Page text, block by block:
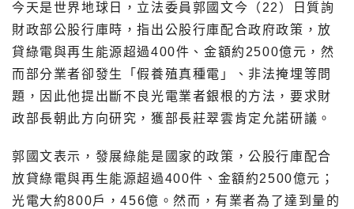
今天是世界地球日，立法委員郭國文今（22）日質詢
財政部公股行庫時，指出公股行庫配合政府政策，放
貸綠電與再生能源超過400件、金額約2500億元，然
而部分業者卻發生「假養殖真種電」、非法掩埋等問
題，因此他提出斷不良光電業者銀根的方法，要求財
政部長朝此方向研究，獲部長莊翠雲肯定允諾研議。
郭國文表示，發展綠能是國家的政策，公股行庫配合
放貸綠電與再生能源超過400件、金額約2500億元；
光電大約800戶，456億。然而，有業者為了達到量的